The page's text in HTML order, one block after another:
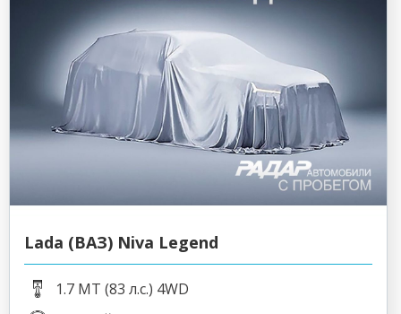
Lada (ВАЗ) Niva Legend
1.7 MT (83 л.с.) 4WD